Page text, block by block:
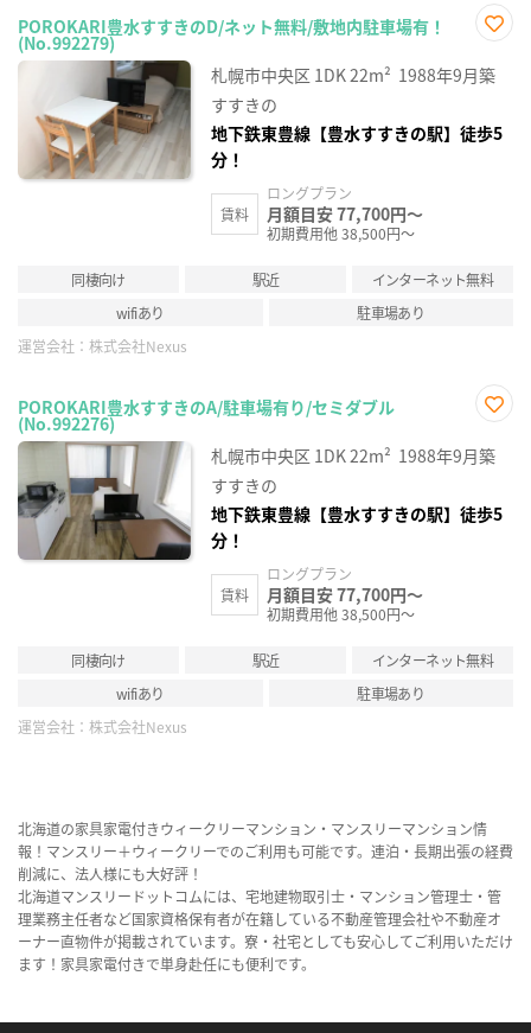
POROKARI豊水すすきのD/ネット無料/敷地内駐車場有！
(No.992279)
に入
り登
札幌市中央区 1DK22m² 1988年9月築
すすきの
地下鉄東豊線【豊水すすきの駅】徒歩5
分！
賃料
ロングプラン
月額目安 77,700円～
初期費用他 38,500円～
同棲向け 駅近
インターネット無料
wifiあり
駐車場あり
運営会社： 株式会社Nexus
POROKARI豊水すすきのA/駐車場有り/セミダブル
(No.992276)
に入
り登
札幌市中央区 1DK22m² 1988年9月築
すすきの
地下鉄東豊線【豊水すすきの駅】徒歩5
分！
賃料
ロングプラン
月額目安 77,700円～
初期費用他 38,500円～
同棲向け 駅近
インターネット無料
wifiあり
駐車場あり
運営会社： 株式会社Nexus
北海道の家具家電付きウィークリーマンション・マンスリーマンション情
報！マンスリー＋ウィークリーでのご利用も可能です。連泊・長期出張の経費
削減に、法人様にも大好評！
北海道マンスリードットコムには、宅地建物取引士・マンション管理士・管
理業務主任者など国家資格保有者が在籍している不動産管理会社や不動産オ
ーナー直物件が掲載されています。寮・社宅としても安心してご利用いただけ
ます！家具家電付きで単身赴任にも便利です。